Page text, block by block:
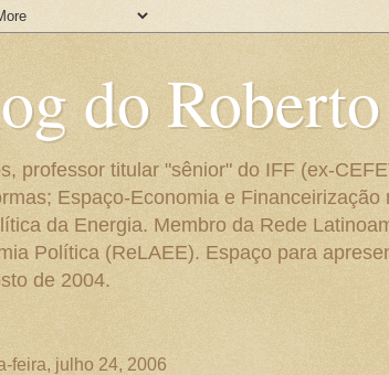
do
professor titular "sênior" do IFF (ex-
Espaço-Economia e
da Energia. Membro da Rede
Política (ReLAEE). Espaço para
de 2004.
feira, julho 24, 2006